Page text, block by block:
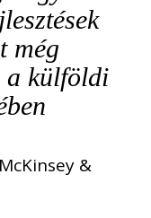
még
a külföldi
&